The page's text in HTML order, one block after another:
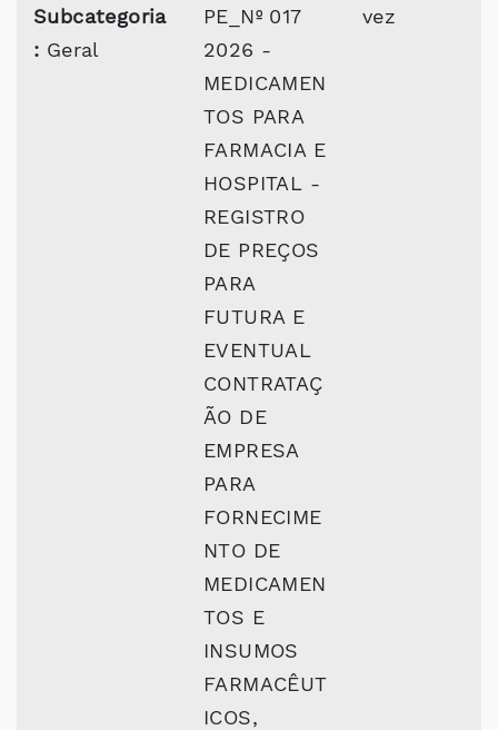
Subcategoria
: Geral
PE_Nº 017
2026 -
MEDICAMEN
TOS PARA
FARMACIA E
HOSPITAL -
REGISTRO
DE PREÇOS
PARA
FUTURA E
EVENTUAL
CONTRATAÇ
ÃO DE
EMPRESA
PARA
FORNECIME
NTO DE
MEDICAMEN
TOS E
INSUMOS
FARMACÊUT
ICOS,
vez